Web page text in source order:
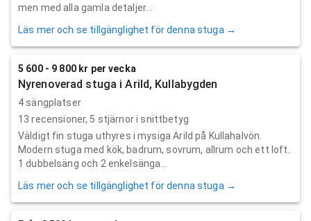
men med alla gamla detaljer...
Läs mer och se tillgänglighet för denna stuga →
5 600 - 9 800 kr per vecka
Nyrenoverad stuga i Arild, Kullabygden
4 sängplatser
13 recensioner, 5 stjärnor i snittbetyg
Väldigt fin stuga uthyres i mysiga Arild på Kullahalvön.
Modern stuga med kök, badrum, sovrum, allrum och ett loft.
1 dubbelsäng och 2 enkelsänga...
Läs mer och se tillgänglighet för denna stuga →